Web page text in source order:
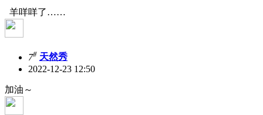
羊咩咩了……
7# 天然秀
2022-12-23 12:50
加油～